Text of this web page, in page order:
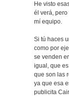
He visto
él verá,
mí equipo.
Si tú haces
como por
se venden
igual, que
que son las
ya que esa
publicita